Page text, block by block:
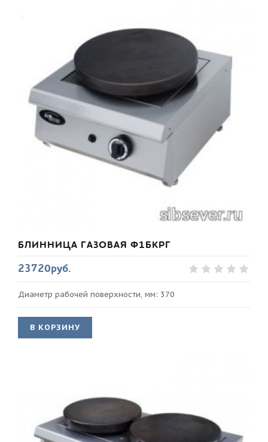
БЛИННИЦА ГАЗОВАЯ Ф1БКРГ
23720руб.
Диаметр рабочей поверхности, мм: 370
В КОРЗИНУ